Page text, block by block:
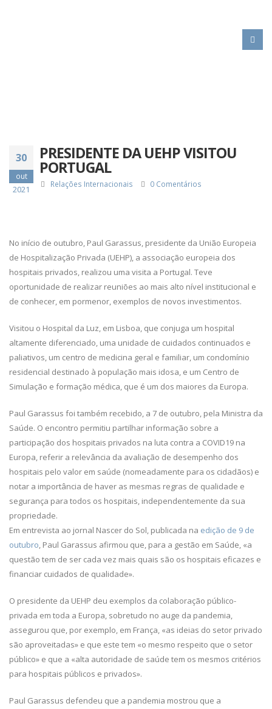
30
out
2021
PRESIDENTE DA UEHP VISITOU
PORTUGAL
Relações Internacionais 0 Comentários
No início de outubro, Paul Garassus, presidente da União Europeia
de Hospitalização Privada (UEHP), a associação europeia dos
hospitais privados, realizou uma visita a Portugal. Teve
oportunidade de realizar reuniões ao mais alto nível institucional e
de conhecer, em pormenor, exemplos de novos investimentos.
Visitou o Hospital da Luz, em Lisboa, que conjuga um hospital
altamente diferenciado, uma unidade de cuidados continuados e
paliativos, um centro de medicina geral e familiar, um condomínio
residencial destinado à população mais idosa, e um Centro de
Simulação e formação médica, que é um dos maiores da Europa.
Paul Garassus foi também recebido, a 7 de outubro, pela Ministra da
Saúde. O encontro permitiu partilhar informação sobre a
participação dos hospitais privados na luta contra a COVID19 na
Europa, referir a relevância da avaliação de desempenho dos
hospitais pelo valor em saúde (nomeadamente para os cidadãos) e
notar a importância de haver as mesmas regras de qualidade e
segurança para todos os hospitais, independentemente da sua
propriedade.
Em entrevista ao jornal Nascer do Sol, publicada na edição de 9 de
outubro, Paul Garassus afirmou que, para a gestão em Saúde, «a
questão tem de ser cada vez mais quais são os hospitais eficazes e
financiar cuidados de qualidade».
O presidente da UEHP deu exemplos da colaboração público-
privada em toda a Europa, sobretudo no auge da pandemia,
assegurou que, por exemplo, em França, «as ideias do setor privado
são aproveitadas» e que este tem «o mesmo respeito que o setor
público» e que a «alta autoridade de saúde tem os mesmos critérios
para hospitais públicos e privados».
Paul Garassus defendeu que a pandemia mostrou que a